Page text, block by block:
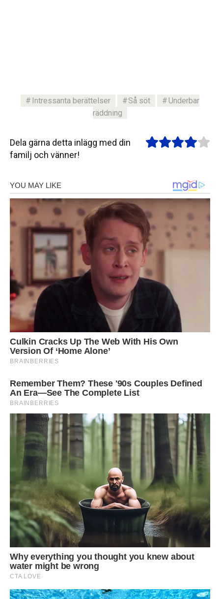
Intressanta berättelser Så söt
Underbar
räddning
Dela gärna detta inlägg med din
familj och vänner!